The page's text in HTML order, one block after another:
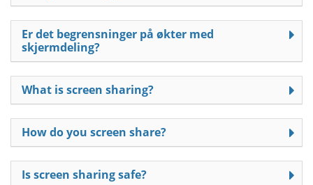
Er det begrensninger på økter med
skjermdeling?
What is screen sharing?
How do you screen share?
Is screen sharing safe?